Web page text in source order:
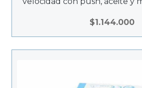
$1.144.000